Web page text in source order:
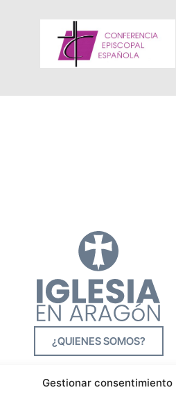
Gestionar consentimiento
¿QUIENES SOMOS?